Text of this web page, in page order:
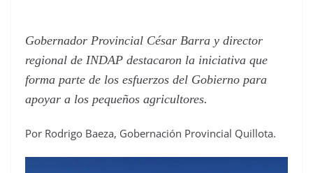
Gobernador Provincial César Barra y director
regional de INDAP destacaron la iniciativa que
forma parte de los esfuerzos del Gobierno para
apoyar a los pequeños agricultores.
Por Rodrigo Baeza, Gobernación Provincial Quillota.